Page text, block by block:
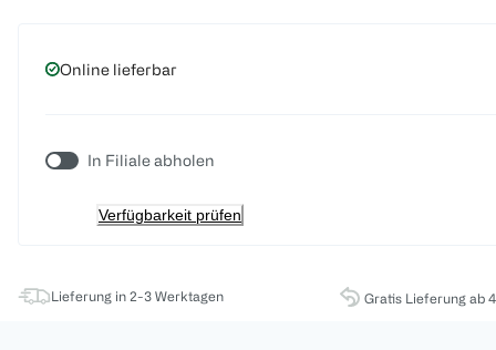
Online lieferbar
In Filiale abholen
Verfügbarkeit prüfen
Lieferung in 2-3 Werktagen Gratis Lieferung ab